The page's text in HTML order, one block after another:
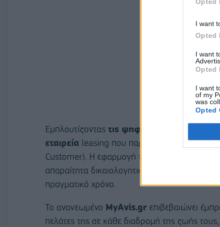
I want
Opted
I want
Opted
I want
of my
was
Opted
Εμπλουτίζοντας τις ψηφιακές υπηρεσίες
εταιρεία leasing που παρέχει απευθείας
Customer). Η εφαρμογή του
απαραίτητα δικαιολογητικά και να
πραγματικό χρόνο.
Το ανανεωμένο MyAvis.gr επιβεβαιώνει
πελάτες της σε κάθε διαδρομή της ζωής